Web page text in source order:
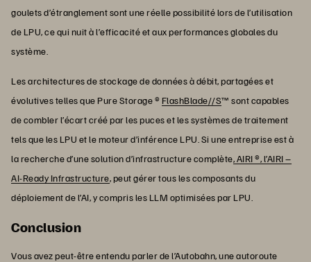
goulets d’étranglement sont une réelle possibilité lors de l’utilisation
de LPU, ce qui nuit à l’efficacité et aux performances globales du
système.
Les architectures de stockage de données à débit, partagées et
évolutives telles que Pure Storage ® FlashBlade//S™ sont capables
de combler l’écart créé par les puces et les systèmes de traitement
tels que les LPU et le moteur d’inférence LPU. Si une entreprise est à
la recherche d’une solution d’infrastructure complète, AIRI ®, l’AIRI –
AI-Ready Infrastructure, peut gérer tous les composants du
déploiement de l’AI, y compris les LLM optimisées par LPU.
Conclusion
Vous avez peut-être entendu parler de l’Autobahn, une autoroute